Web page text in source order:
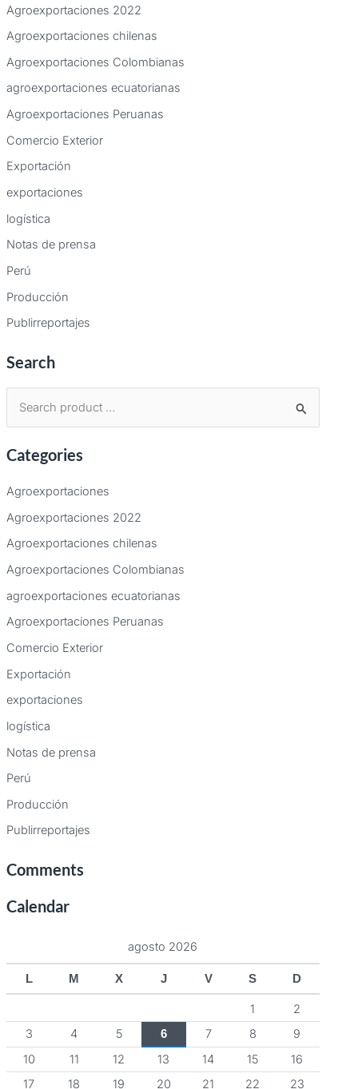
Agroexportaciones 2022
Agroexportaciones chilenas
Agroexportaciones Colombianas
agroexportaciones ecuatorianas
Agroexportaciones Peruanas
Comercio Exterior
Exportación
exportaciones
logística
Notas de prensa
Perú
Producción
Publirreportajes
Search
s
r
p
o
r
:
Categories
Agroexportaciones
Agroexportaciones 2022
Agroexportaciones chilenas
Agroexportaciones Colombianas
agroexportaciones ecuatorianas
Agroexportaciones Peruanas
Comercio Exterior
Exportación
exportaciones
logística
Notas de prensa
Perú
Producción
Publirreportajes
Comments
Calendar
agosto 2026
L M X J V S D
1
2
3
4 5 6 7 8
9
10
11 12 13 14 15
16
17
18 19 20 21 22
23